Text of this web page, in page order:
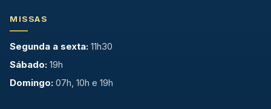
MISSAS
Segunda a sexta: 11h30
Sábado: 19h
Domingo: 07h, 10h e 19h